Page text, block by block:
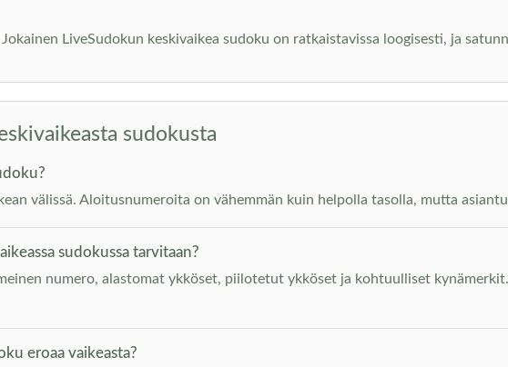
LiveSudokun keskivaikea sudoku on ratkaistavissa loogisesti, ja
sudokusta
välissä. Aloitusnumeroita on vähemmän kuin helpolla tasolla, mutta
sudokussa tarvitaan?
numero, alastomat ykköset, piilotetut ykköset ja kohtuulliset
eroaa vaikeasta?